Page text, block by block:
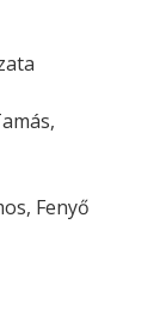
Fenyő